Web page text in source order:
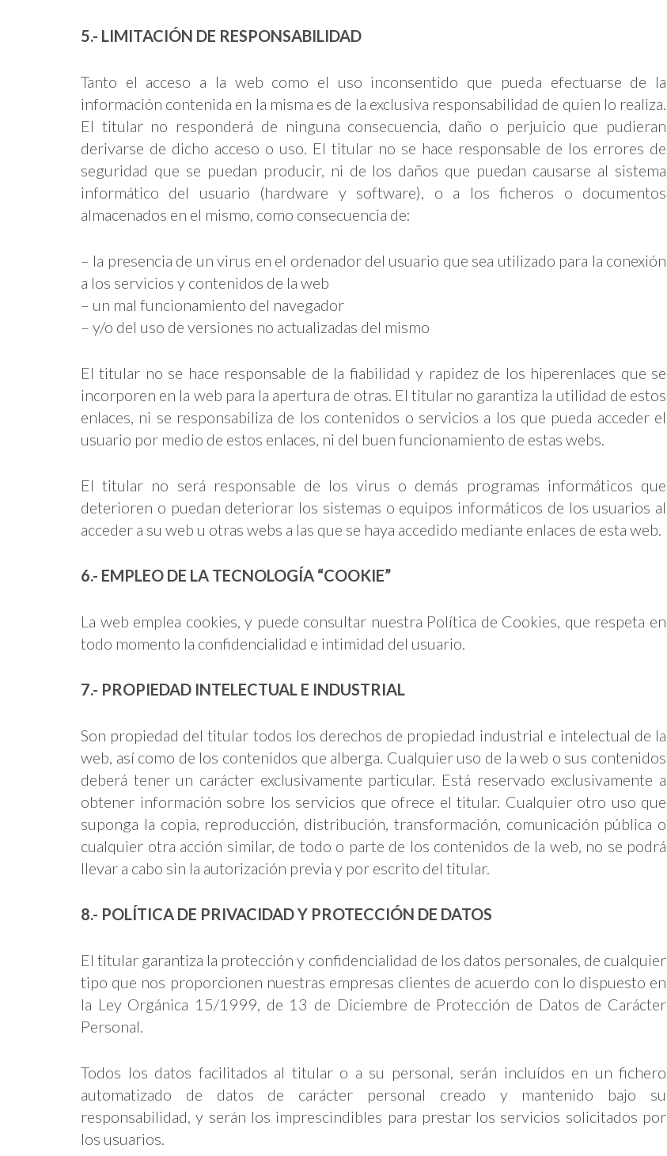
5.- LIMITACIÓN DE RESPONSABILIDAD
Tanto el acceso a la web como el uso inconsentido que pueda efectuarse de la
información contenida en la misma es de la exclusiva responsabilidad de quien lo realiza.
El titular no responderá de ninguna consecuencia, daño o perjuicio que pudieran
derivarse de dicho acceso o uso. El titular no se hace responsable de los errores de
seguridad que se puedan producir, ni de los daños que puedan causarse al sistema
informático del usuario (hardware y software), o a los ficheros o documentos
almacenados en el mismo, como consecuencia de:
– la presencia de un virus en el ordenador del usuario que sea utilizado para la conexión
a los servicios y contenidos de la web
– un mal funcionamiento del navegador
– y/o del uso de versiones no actualizadas del mismo
El titular no se hace responsable de la fiabilidad y rapidez de los hiperenlaces que se
incorporen en la web para la apertura de otras. El titular no garantiza la utilidad de estos
enlaces, ni se responsabiliza de los contenidos o servicios a los que pueda acceder el
usuario por medio de estos enlaces, ni del buen funcionamiento de estas webs.
El titular no será responsable de los virus o demás programas informáticos que
deterioren o puedan deteriorar los sistemas o equipos informáticos de los usuarios al
acceder a su web u otras webs a las que se haya accedido mediante enlaces de esta web.
6.- EMPLEO DE LA TECNOLOGÍA “COOKIE”
La web emplea cookies, y puede consultar nuestra Política de Cookies, que respeta en
todo momento la confidencialidad e intimidad del usuario.
7.- PROPIEDAD INTELECTUAL E INDUSTRIAL
Son propiedad del titular todos los derechos de propiedad industrial e intelectual de la
web, así como de los contenidos que alberga. Cualquier uso de la web o sus contenidos
deberá tener un carácter exclusivamente particular. Está reservado exclusivamente a
obtener información sobre los servicios que ofrece el titular. Cualquier otro uso que
suponga la copia, reproducción, distribución, transformación, comunicación pública o
cualquier otra acción similar, de todo o parte de los contenidos de la web, no se podrá
llevar a cabo sin la autorización previa y por escrito del titular.
8.- POLÍTICA DE PRIVACIDAD Y PROTECCIÓN DE DATOS
El titular garantiza la protección y confidencialidad de los datos personales, de cualquier
tipo que nos proporcionen nuestras empresas clientes de acuerdo con lo dispuesto en
la Ley Orgánica 15/1999, de 13 de Diciembre de Protección de Datos de Carácter
Personal.
Todos los datos facilitados al titular o a su personal, serán incluídos en un fichero
automatizado de datos de carácter personal creado y mantenido bajo su
responsabilidad, y serán los imprescindibles para prestar los servicios solicitados por
los usuarios.